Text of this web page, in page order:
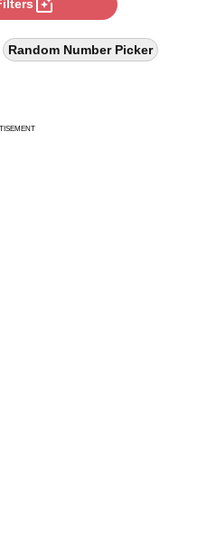
photo_filter
Random Number Picker